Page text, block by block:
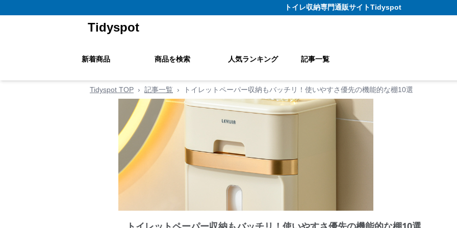
トイレ収納専門通販サイトTidyspot
Tidyspot
新着商品 商品を検索 人気ランキング 記事一覧
Tidyspot TOP › 記事一覧 › トイレットペーパー収納もバッチリ！使いやすさ優先の機能的な棚10選